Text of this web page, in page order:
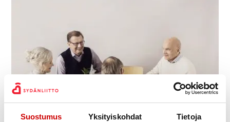
Suostumus Yksityiskohdat Tietoja